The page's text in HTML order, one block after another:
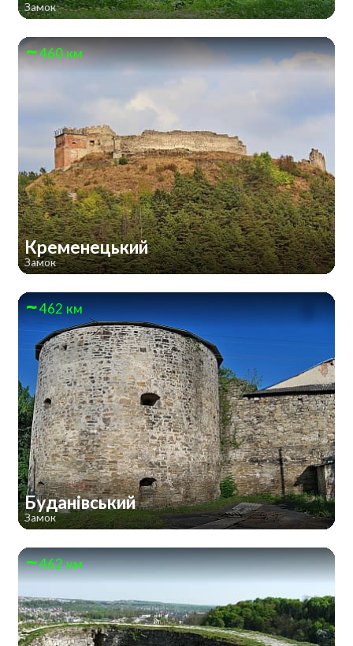
Замок
460 км
Кременецький
Замок
462 км
Буданівський
Замок
462 км